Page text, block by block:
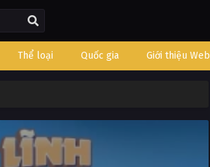
Thể loại Quốc gia Giới thiệu Web